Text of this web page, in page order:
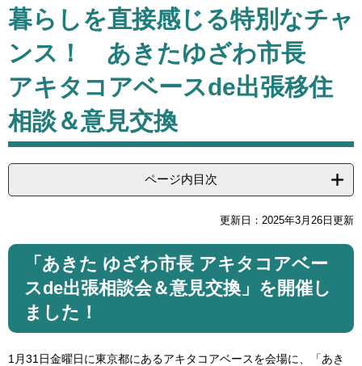
暮らしを直接感じる特別なチャ
ンス！ あきたゆざわ市長
アキタコアベースde出張移住
相談＆意見交換
ページ内目次
更新日：2025年3月26日更新
「​あきた ゆざわ市長 アキタコアベー
スde出張相談会＆意見交換」を開催し
ました！
1月31日金曜日に東京都にあるアキタコアベースを会場に、「​あき